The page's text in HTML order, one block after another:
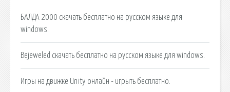
БАЛДА 2000 скачать бесплатно на русском языке для
windows.
Bejeweled скачать бесплатно на русском языке для windows.
Игры на движке Unity онлайн - игрыть бесплатно.